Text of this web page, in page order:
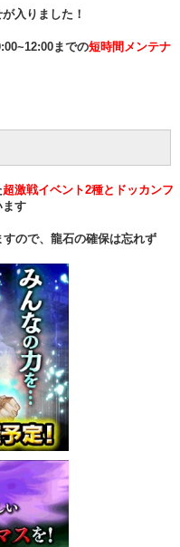
入りました！
までの短時間メンテナ
超激戦イベント2種とドッカンフ
ます
ので、龍石の確保は忘れず